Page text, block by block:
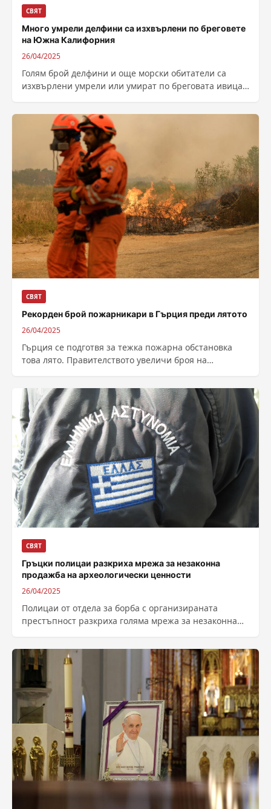
СВЯТ
Много умрели делфини са изхвърлени по бреговете
на Южна Калифорния
26/04/2025
Голям брой делфини и още морски обитатели са
изхвърлени умрели или умират по бреговата ивица
СВЯТ
Рекорден брой пожарникари в Гърция преди лятото
26/04/2025
Гърция се подготвя за тежка пожарна обстановка
това лято. Правителството увеличи броя на
СВЯТ
Гръцки полицаи разкриха мрежа за незаконна
продажба на археологически ценности
26/04/2025
Полицаи от отдела за борба с организираната
престъпност разкриха голяма мрежа за незаконна
Полицай...